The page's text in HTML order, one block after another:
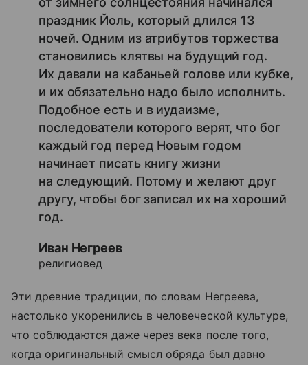
праздник Йоль, который длился 13
ночей. Одним из атрибутов торжества
становились клятвы на будущий год.
Их давали на кабаньей голове или кубке,
и их обязательно надо было исполнить.
Подобное есть и в иудаизме,
последователи которого верят, что бог
каждый год перед Новым годом
начинает писать книгу жизни
на следующий. Потому и желают друг
другу, чтобы бог записал их на хороший
год.
Иван Негреев
религиовед
Эти древние традиции, по словам Негреева,
настолько укоренились в человеческой культуре,
что соблюдаются даже через века после того,
когда оригинальный смысл обряда был давно